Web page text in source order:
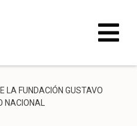
LA FUNDACIÓN GUSTAVO